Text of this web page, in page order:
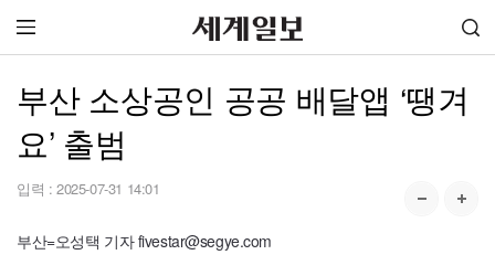
부산 소상공인 공공 배달앱 ‘땡겨
요’ 출범
입력 : 2025-07-31 14:01
부산=오성택 기자 fivestar@segye.com